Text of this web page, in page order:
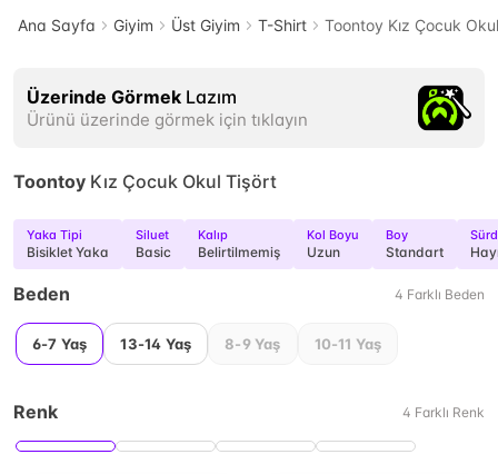
Ana Sayfa Giyim Üst Giyim T-Shirt Toontoy Kız Çocuk
Üzerinde Görmek Lazım
Ürünü üzerinde görmek için tıklayın
Toontoy Kız Çocuk Okul Tişört
Yaka Tipi
Bisiklet Yaka
Siluet
Basic
Kalıp
Belirtilmemiş
Kol Boyu
Uzun
Boy
Standart
Beden 4 Farklı Beden
6-7 Yaş 13-14 Yaş 8-9 Yaş 10-11 Yaş
Renk 4 Farklı Renk